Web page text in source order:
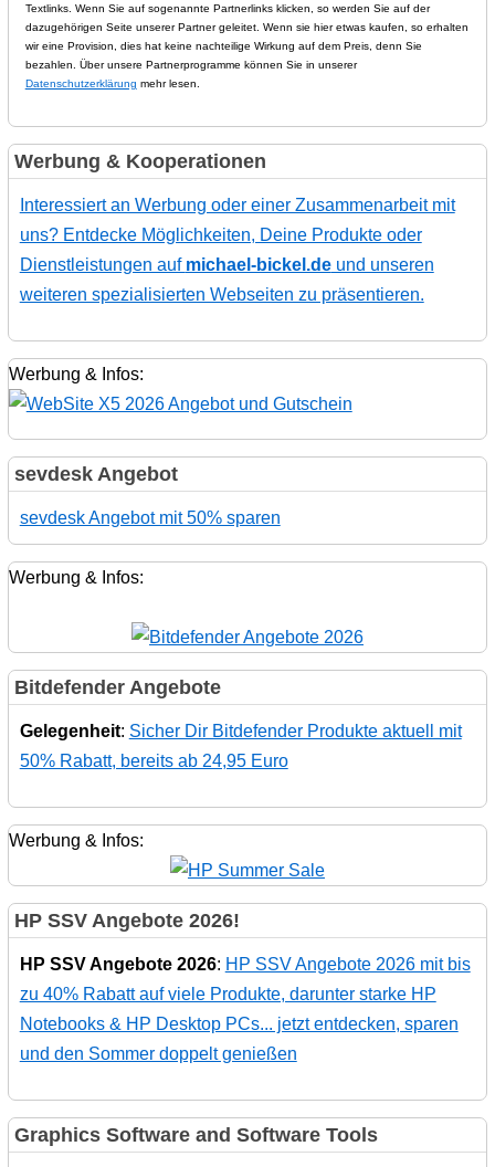
Textlinks. Wenn Sie auf sogenannte Partnerlinks klicken, so werden Sie auf der
dazugehörigen Seite unserer Partner geleitet. Wenn sie hier etwas kaufen, so erhalten
wir eine Provision, dies hat keine nachteilige Wirkung auf dem Preis, denn Sie
bezahlen. Über unsere Partnerprogramme können Sie in unserer
Datenschutzerklärung mehr lesen.
Werbung & Kooperationen
Interessiert an Werbung oder einer Zusammenarbeit mit
uns? Entdecke Möglichkeiten, Deine Produkte oder
Dienstleistungen auf michael-bickel.deund unseren
weiteren spezialisierten Webseiten zu präsentieren.
Werbung & Infos:
sevdesk Angebot
sevdesk Angebot mit 50% sparen
Werbung & Infos:
Bitdefender Angebote
Gelegenheit: Sicher Dir Bitdefender Produkte aktuell mit
50% Rabatt, bereits ab 24,95 Euro
Werbung & Infos:
HP SSV Angebote 2026!
HP SSV Angebote 2026: HP SSV Angebote 2026 mit bis
zu 40% Rabatt auf viele Produkte, darunter starke HP
Notebooks & HP Desktop PCs... jetzt entdecken, sparen
und den Sommer doppelt genießen
Graphics Software and Software Tools